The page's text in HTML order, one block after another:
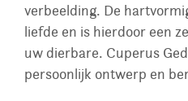
verbeelding. De
liefde en is hierdoor een
uw dierbare. Cuperus
persoonlijk ontwerp en